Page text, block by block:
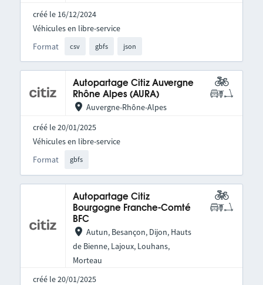
créé le 16/12/2024
Format csv gbfs json
Véhicules en libre-service
Autopartage Citiz Auvergne
Rhône Alpes (AURA)
Auvergne-Rhône-Alpes
créé le 20/01/2025
Format gbfs
Véhicules en libre-service
Autopartage Citiz
Bourgogne Franche-Comté
BFC
Autun, Besançon, Dijon, Hauts
de Bienne, Lajoux, Louhans,
Morteau
créé le 20/01/2025